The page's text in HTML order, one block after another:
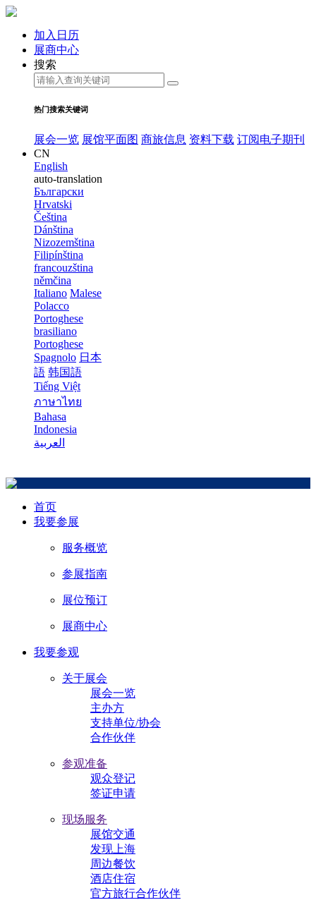
加入日历
展商中心
搜索
热门搜索关键词
展会一览 展馆平面图 商旅信息 资料下载 订阅电子期刊
CN
English
auto-translation
Български
Hrvatski
Čeština
Dánština
Nizozemština
Filipínština
francouzština
němčina
Italiano Malese
Polacco
Portoghese
brasiliano
Portoghese
Spagnolo 日本
語 韩国語
Tiếng Việt
ภาษาไทย
Bahasa
Indonesia
العربية
首页
我要参展
服务概览
参展指南
展位预订
展商中心
我要参观
关于展会
展会一览
主办方
支持单位/协会
合作伙伴
参观准备
观众登记
签证申请
现场服务
展馆交通
发现上海
周边餐饮
酒店住宿
官方旅行合作伙伴